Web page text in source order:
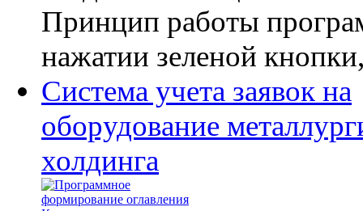
Принцип работы
нажатии зеленой
Система учета заявок на
оборудование
холдинга